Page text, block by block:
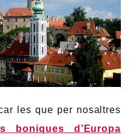
les que per nosaltres
boniques d’Europa